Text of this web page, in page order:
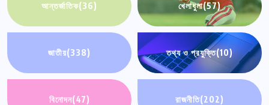
আন্তর্জাতিক(36) খেলাধুলা(57)
জাতীয়(338) তথ্য ও প্রযুক্তি(10)
বিনোদন(47) রাজনীতি(202)